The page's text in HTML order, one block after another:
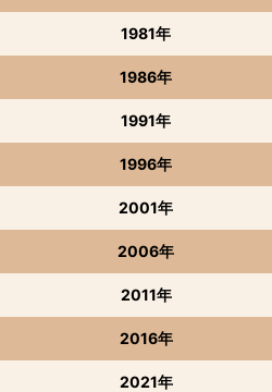
1981年
1986年
1991年
1996年
2001年
2006年
2011年
2016年
2021年